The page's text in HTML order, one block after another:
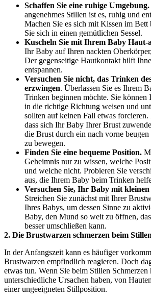
Schaffen Sie eine ruhige Umgebung.
angenehmes Stillen ist es, ruhig und
Machen Sie es sich mit Kissen im Bett
Sie sich in einen gemütlichen Sessel.
Kuscheln Sie mit Ihrem Baby Haut-
Ihr Baby auf Ihren nackten
Der gegenseitige Hautkontakt hilft
entspannen.
Versuchen Sie nicht, das Trinken
erzwingen. Überlassen Sie es Ihrem
Trinken beginnen möchte. Sie können
in die richtige Richtung weisen und
sollten auf keinen Fall etwas
dass sich Ihr Baby Ihrer Brust
die Brust durch ein nach vorne
zu bewegen.
Finden Sie eine bequeme Position.
Geheimnis nur zu wissen, welche
und welche nicht. Probieren Sie
aus, die Ihrem Baby beim Trinken
Versuchen Sie, Ihr Baby mit
Streichen Sie zunächst mit Ihrer
Ihres Babys, um dessen Sinne zu
Baby, den Mund so weit zu öffnen,
besser umschließen kann.
2. Die Brustwarzen schmerzen beim Stillen
In der Anfangszeit kann es häufiger
Brustwarzen empfindlich reagieren. Doch
etwas tun. Wenn Sie beim Stillen Schmerzen
unterschiedliche Ursachen haben, von
einer ungeeigneten Stillposition.